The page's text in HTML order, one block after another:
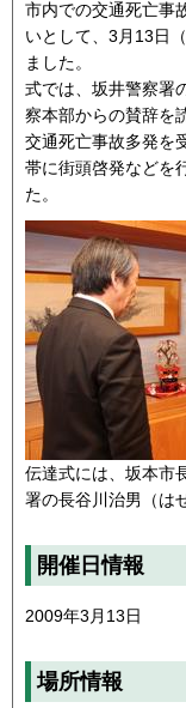
市内での交通死亡事
いとして、3月13日
ました。
式では、坂井警察署
察本部からの賛辞を
交通死亡事故多発を
帯に街頭啓発などを
た。
伝達式には、坂本市
署の長谷川治男（
開催日情報
2009年3月13日
場所情報